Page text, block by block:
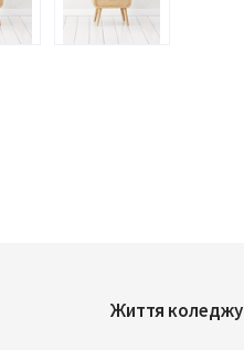
Життя коледжу